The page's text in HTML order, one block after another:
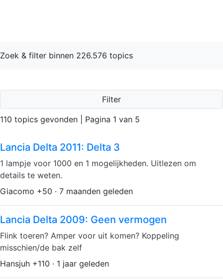
Zoek & filter binnen 226.576 topics
Filter
110 topics gevonden | Pagina 1 van 5
Lancia Delta 2011: Delta 3
1 lampje voor 1000 en 1 mogelijkheden. Uitlezen om
details te weten.
Giacomo +50 · 7 maanden geleden
Lancia Delta 2009: Geen vermogen
Flink toeren? Amper voor uit komen? Koppeling
misschien/de bak zelf
Hansjuh +110 · 1 jaar geleden